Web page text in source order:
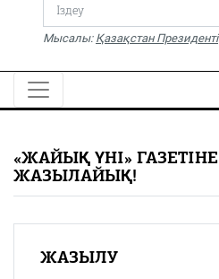
Спорт
Жалын
PDF
«Жайық үні» — 33 жыл
Каталог
Мысалы: Қазақстан Президенті
«ЖАЙЫҚ ҮНІ» ГАЗЕТІНЕ
ЖАЗЫЛАЙЫҚ!
ЖАЗЫЛУ